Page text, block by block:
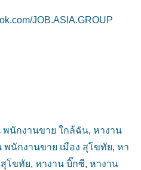
JOB.ASIA.GROUP
พนักงานขาย ใกล้ฉัน, หางาน
พนักงานขาย เมือง สุโขทัย, หา
โขทัย, หางาน บิ๊กซี, หางาน